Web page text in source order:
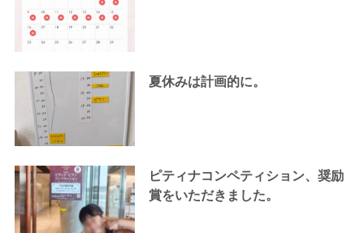
夏休みは計画的に。
ピティナコンペティション、奨励
賞をいただきました。